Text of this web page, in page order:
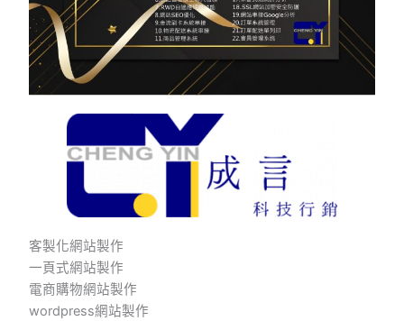
客製化網站製作
一頁式網站製作
電商購物網站製作
wordpress網站製作